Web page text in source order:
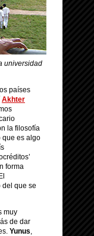
universidad
países
Akhter
la filosofía
que es algo
forma
del que se
muy
de dar
Yunus,